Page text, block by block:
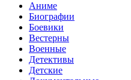
Аниме
Биографии
Боевики
Вестерны
Военные
Детективы
Детские